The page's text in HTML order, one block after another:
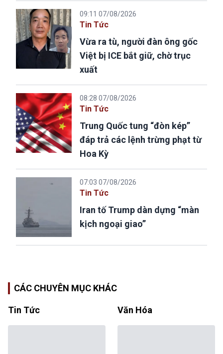
09:11 07/08/2026
Tin Tức
Vừa ra tù, người đàn ông gốc
Việt bị ICE bắt giữ, chờ trục
xuất
08:28 07/08/2026
Tin Tức
Trung Quốc tung “đòn kép”
đáp trả các lệnh trừng phạt từ
Hoa Kỳ
07:03 07/08/2026
Tin Tức
Iran tố Trump dàn dựng “màn
kịch ngoại giao”
CÁC CHUYÊN MỤC KHÁC
Tin Tức Văn Hóa